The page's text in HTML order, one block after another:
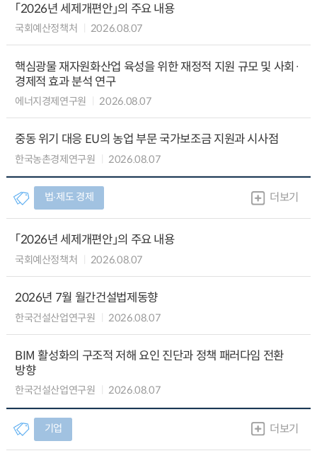
「2026년 세제개편안」의 주요 내용
국회예산정책처 2026.08.07
핵심광물 재자원화산업 육성을 위한 재정적 지원 규모 및 사회·
경제적 효과 분석 연구
에너지경제연구원 2026.08.07
중동 위기 대응 EU의 농업 부문 국가보조금 지원과 시사점
한국농촌경제연구원 2026.08.07
법∙제도 경제 더보기
「2026년 세제개편안」의 주요 내용
국회예산정책처 2026.08.07
2026년 7월 월간건설법제동향
한국건설산업연구원 2026.08.07
BIM 활성화의 구조적 저해 요인 진단과 정책 패러다임 전환
방향
한국건설산업연구원 2026.08.07
기업 더보기